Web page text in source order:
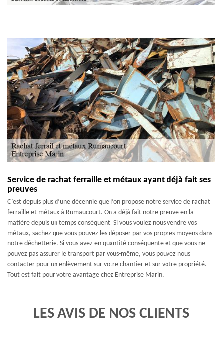
Service de rachat ferraille et métaux ayant déjà fait ses
preuves
C’est depuis plus d’une décennie que l’on propose notre service de rachat
ferraille et métaux à Rumaucourt. On a déjà fait notre preuve en la
matière depuis un temps conséquent. Si vous voulez nous vendre vos
métaux, sachez que vous pouvez les déposer par vos propres moyens dans
notre déchetterie. Si vous avez en quantité conséquente et que vous ne
pouvez pas assurer le transport par vous-même, vous pouvez nous
contacter pour un enlèvement sur votre chantier et sur votre propriété.
Tout est fait pour votre avantage chez Entreprise Marin.
LES AVIS DE NOS CLIENTS